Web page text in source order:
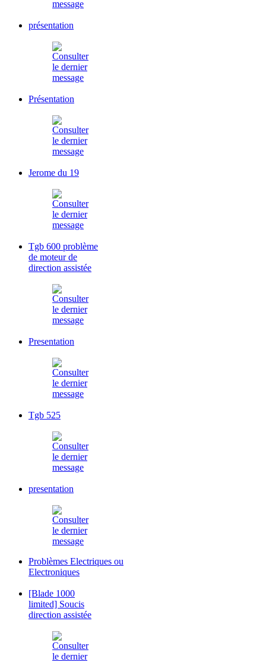
présentation
Présentation
Jerome du 19
Tgb 600 problème
de moteur de
direction assistée
Presentation
Tgb 525
presentation
Problèmes Electriques ou
Electroniques
[Blade 1000
limited] Soucis
direction assistée